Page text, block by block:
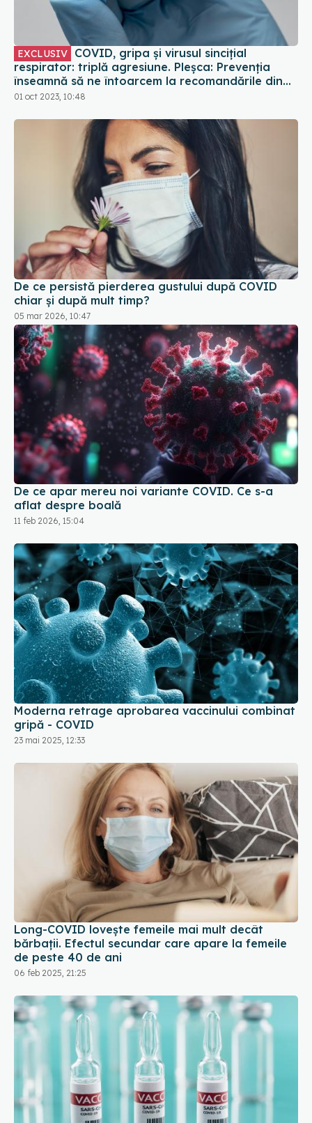
EXCLUSIV
respirator: triplă agresiune. Pleșca: Prevenția
înseamnă să ne întoarcem la recomandările din
timpul pandemiei!
01 oct 2023, 10:48
De ce persistă pierderea gustului după COVID
chiar și după mult timp?
05 mar 2026, 10:47
De ce apar mereu noi variante COVID. Ce s-a
aflat despre boală
11 feb 2026, 15:04
Moderna retrage aprobarea vaccinului combinat
gripă - COVID
23 mai 2025, 12:33
Long-COVID lovește femeile mai mult decât
bărbații. Efectul secundar care apare la femeile
de peste 40 de ani
06 feb 2025, 21:25